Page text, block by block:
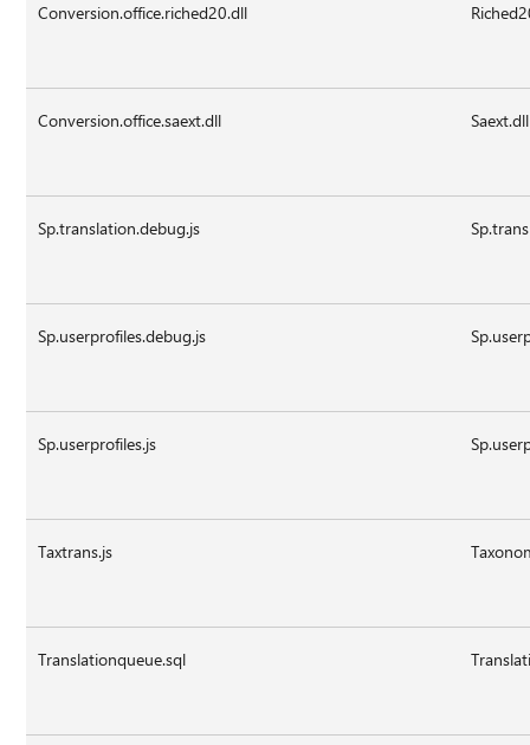
Conversion.office.riched20.dll
Conversion.office.saext.dll Saext.dll
Sp.translation.debug.js
Sp.userprofiles.debug.js
Sp.userprofiles.js
Taxtrans.js
Translationqueue.sql